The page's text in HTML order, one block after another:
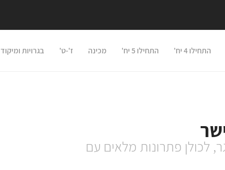
התחילו 4 יח' התחילו 5 יח' מכינה ז'-ט' בגרויות ומיקוד
לכולן פתרונות מלאים עם